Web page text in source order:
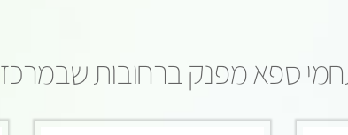
ספא מפנק ברחובות שבמרכז